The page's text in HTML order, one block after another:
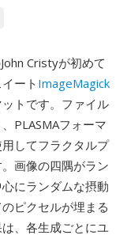
Cristyが初めて
ート ImageMagick
トです。ファイル
PLASMAフォーマ
してフラクタルプ
画像の四隅がラン
にランダムな摂動
ピクセルが埋まる
、各生成ごとにユ